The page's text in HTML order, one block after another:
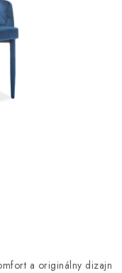
a originálny dizajn